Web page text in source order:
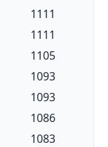
1111
1111
1105
1093
1093
1086
1083